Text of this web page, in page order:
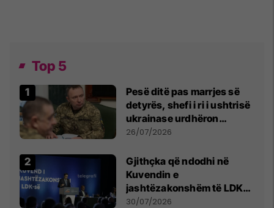
Top 5
Pesë ditë pas marrjes së
detyrës, shefi i ri i ushtrisë
ukrainase urdhëron
kontroll të madh
26/07/2026
Gjithçka që ndodhi në
Kuvendin e
jashtëzakonshëm të LDK-
së
30/07/2026